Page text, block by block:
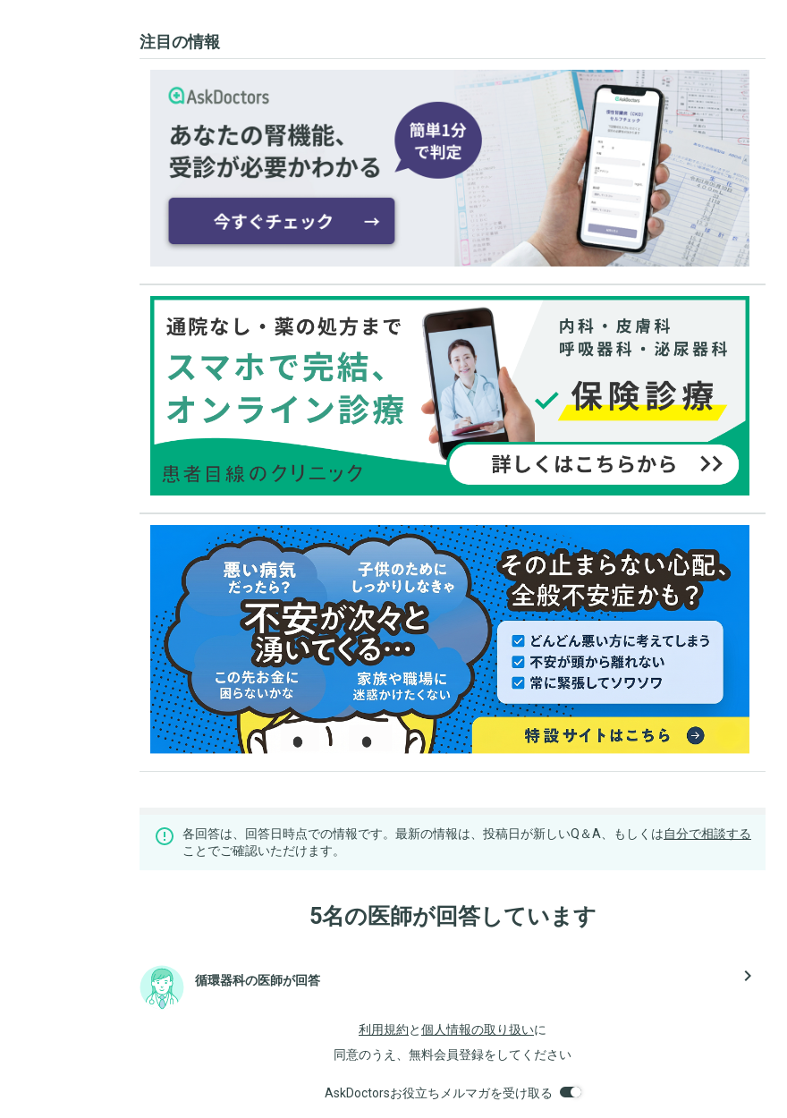
注目の情報
各回答は、回答日時点での情報です。最新の情報は、投稿日が新しいQ＆A、もしくは自分で相談する
ことでご確認いただけます。
5名の医師が回答しています
循環器科の医師が回答 navigate_next
利用規約と個人情報の取り扱いに
同意のうえ、無料会員登録をしてください
AskDoctorsお役立ちメルマガを受け取る